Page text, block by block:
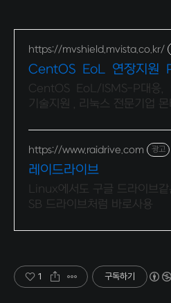
https://mvshield.mvista.co.kr/
CentOS EoL 연장지원
사
CentOS EoL/ISMS-P대응
기술지원 , 리눅스 전문기업
https://www.raidrive.com 광고
레이드라이브
Linux에서도 구글 드라이브
SB 드라이브처럼 바로사용
1 구독하기